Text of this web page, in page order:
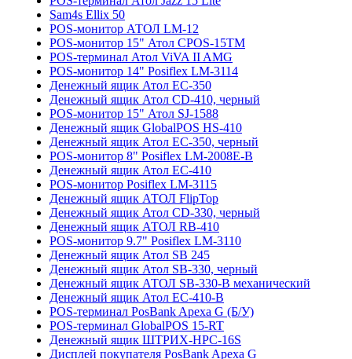
Sam4s Ellix 50
POS-монитор АТОЛ LM-12
POS-монитор 15" Атол CPOS-15TM
POS-терминал Атол ViVA II AMG
POS-монитор 14" Posiflex LM-3114
Денежный ящик Атол EC-350
Денежный ящик Атол CD-410, черный
POS-монитор 15" Атол SJ-1588
Денежный ящик GlobalPOS HS-410
Денежный ящик Атол EC-350, черный
POS-монитор 8" Posiflex LM-2008E-B
Денежный ящик Атол EC-410
POS-монитор Posiflex LM-3115
Денежный ящик АТОЛ FlipTop
Денежный ящик Атол CD-330, черный
Денежный ящик АТОЛ RB-410
POS-монитор 9.7" Posiflex LM-3110
Денежный ящик Атол SB 245
Денежный ящик Атол SB-330, черный
Денежный ящик АТОЛ SB-330-B механический
Денежный ящик Атол ЕС-410-В
POS-терминал PosBank Apexa G (Б/У)
POS-терминал GlobalPOS 15-RT
Денежный ящик ШТРИХ-HPC-16S
Дисплей покупателя PosBank Apexa G